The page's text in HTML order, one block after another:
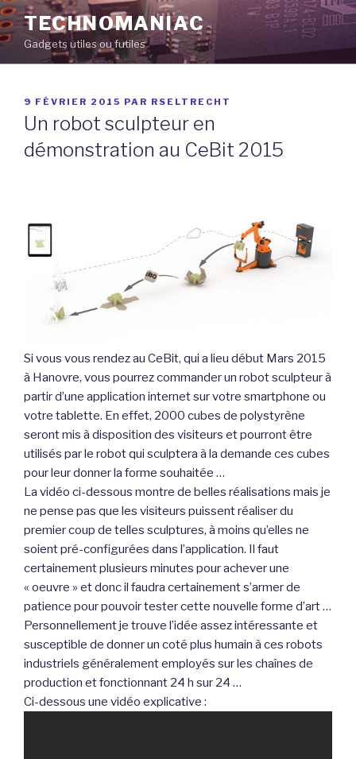
Aller
au
contenu
principal
TECHNOMANIAC
Gadgets utiles ou futiles
PUBLIÉ
LE
9 FÉVRIER 2015 PAR RSELTRECHT
Un robot sculpteur en
démonstration au CeBit 2015
Si vous vous rendez au CeBit, qui a lieu début Mars 2015
à Hanovre, vous pourrez commander un robot sculpteur à
partir d’une application internet sur votre smartphone ou
votre tablette. En effet, 2000 cubes de polystyrène
seront mis à disposition des visiteurs et pourront être
utilisés par le robot qui sculptera à la demande ces cubes
pour leur donner la forme souhaitée …
La vidéo ci-dessous montre de belles réalisations mais je
ne pense pas que les visiteurs puissent réaliser du
premier coup de telles sculptures, à moins qu’elles ne
soient pré-configurées dans l’application. Il faut
certainement plusieurs minutes pour achever une
« oeuvre » et donc il faudra certainement s’armer de
patience pour pouvoir tester cette nouvelle forme d’art …
Personnellement je trouve l’idée assez intéressante et
susceptible de donner un coté plus humain à ces robots
industriels généralement employés sur les chaînes de
production et fonctionnant 24 h sur 24 …
Ci-dessous une vidéo explicative :